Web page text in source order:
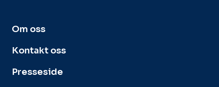
Om oss
Kontakt oss
Presseside